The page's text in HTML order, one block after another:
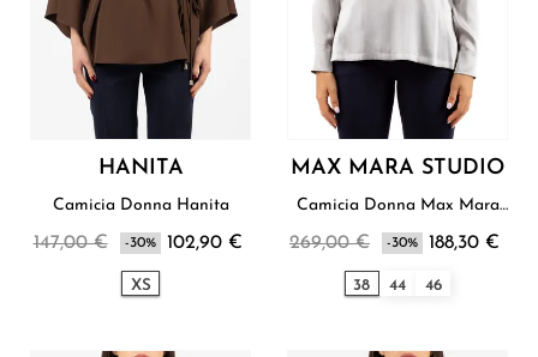
HANITA
Camicia Donna Hanita
147,00 € -30% 102,90 €
XS
MAX MARA STUDIO
Camicia Donna Max Mara
269,00 € -30% 188,30 €
38 44 46